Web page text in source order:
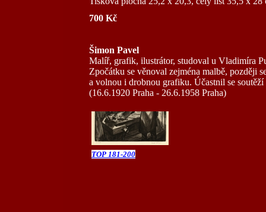
700 Kč
Šimon Pavel
Malíř, grafik, ilustrátor, studoval u Vladimíra
Zpočátku se věnoval zejména malbě, později
a volnou i drobnou grafiku. Účastnil se
(16.6.1920 Praha - 26.6.1958 Praha)
TOP 181-200